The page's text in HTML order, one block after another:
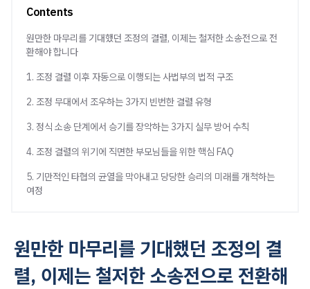
Contents
원만한 마무리를 기대했던 조정의 결렬, 이제는 철저한 소송전으로 전
환해야 합니다
1. 조정 결렬 이후 자동으로 이행되는 사법부의 법적 구조
2. 조정 무대에서 조우하는 3가지 빈번한 결렬 유형
3. 정식 소송 단계에서 승기를 장악하는 3가지 실무 방어 수칙
4. 조정 결렬의 위기에 직면한 부모님들을 위한 핵심 FAQ
5. 기만적인 타협의 균열을 막아내고 당당한 승리의 미래를 개척하는
여정
원만한 마무리를 기대했던 조정의 결
렬, 이제는 철저한 소송전으로 전환해